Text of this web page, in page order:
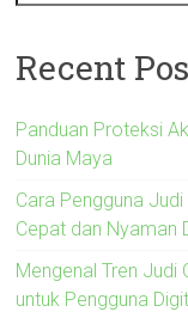
Recent
Panduan Proteksi
Dunia Maya
Cara Pengguna
Cepat dan Nyaman
Mengenal Tren Judi
untuk Pengguna